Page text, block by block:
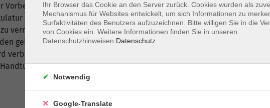
von Rückenbeschwerden. Durch spezielle Übungen
sowie Oberschenkel- und Pomuskulatur gekräftigt, um die
verringern und die einzelnen Wirbelkörper zu entlasten. Verkürzte
gelockert und vorsichtig gedehnt. Die Beweglichkeit der
verbessert und das körperliche Wohlbefinden gestärkt. Bitte
kleines Kissen und evtl. Unterlage.
Ihr Browser das Cookie an den Server zurück. Cookies wurden als
Mechanismus für Websites entwickelt, um sich Informationen zu
Surfaktivitäten des Benutzers aufzuzeichnen. Bitte willigen Sie in die
von Cookies ein. Weitere Informationen finden Sie in unseren
Datenschutzhinweisen. Datenschutz
Notwendig
Google-Translate